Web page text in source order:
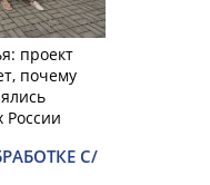
проект
почему
России
С/